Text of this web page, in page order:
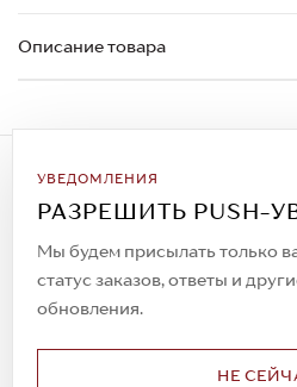
Описание товара
УВЕДОМЛЕНИЯ
РАЗРЕШИТЬ PUSH-
Мы будем присылать только
статус заказов, ответы и
обновления.
НЕ
Подписаться на рассылку
Всегда будьте в курсе
спецпредложений!
© 2023. AIT Shoes
Все права защищены